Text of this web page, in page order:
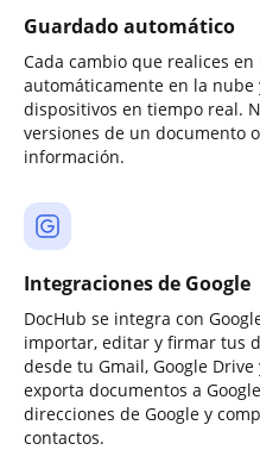
Guardado automático
Cada cambio que realices
automáticamente en la nube
dispositivos en tiempo real.
versiones de un documento
información.
Integraciones de Google
DocHub se integra con
importar, editar y firmar tus
desde tu Gmail, Google
exporta documentos a
direcciones de Google y
contactos.